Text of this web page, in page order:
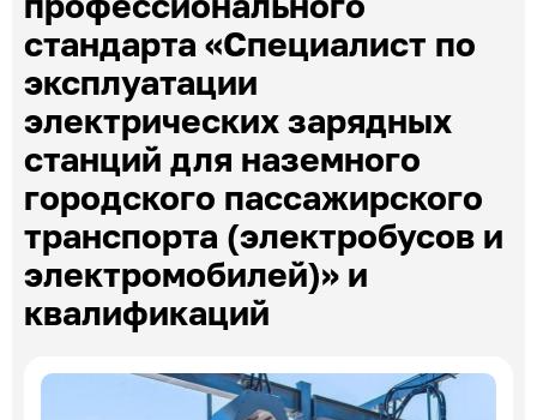
Эксперты по ПОА
Соглашения с отраслевыми СПК
стандарта «Специалист по
эксплуатации
электрических зарядных
станций для наземного
городского пассажирского
транспорта (электробусов и
электромобилей)» и
квалификаций